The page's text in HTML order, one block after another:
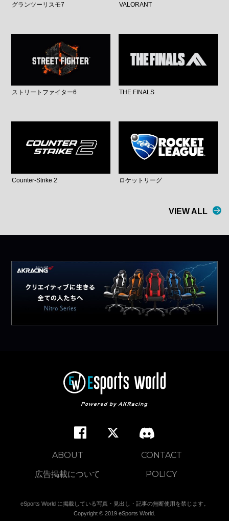
グランツーリスモ7 VALORANT
ストリートファイター6 THE FINALS
Counter-Strike 2 ロケットリーグ
VIEW ALL
ABOUT
CONTACT
広告掲載について
POLICY
eSports World に掲載している写真・見出し・記事の無断使用を禁じます。
Copyright © 2019 eSports World.